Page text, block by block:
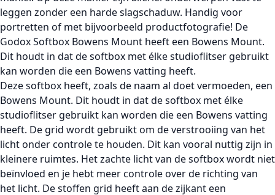
leggen zonder een harde slagschaduw. Handig voor
portretten of met bijvoorbeeld productfotografie! De
Godox Softbox Bowens Mount heeft een Bowens Mount.
Dit houdt in dat de softbox met élke studioflitser gebruikt
kan worden die een Bowens vatting heeft.
Deze softbox heeft, zoals de naam al doet vermoeden, een
Bowens Mount. Dit houdt in dat de softbox met élke
studioflitser gebruikt kan worden die een Bowens vatting
heeft. De grid wordt gebruikt om de verstrooiing van het
licht onder controle te houden. Dit kan vooral nuttig zijn in
kleinere ruimtes. Het zachte licht van de softbox wordt niet
beïnvloed en je hebt meer controle over de richting van
het licht. De stoffen grid heeft aan de zijkant een